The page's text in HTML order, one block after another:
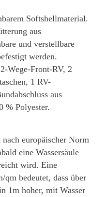
Softshellmaterial.
aus
und verstellbare
werden.
Wege-Front-RV, 2
1 RV-
aus
% Polyester.
europäischer Norm
eine Wassersäule
wird. Eine
qm bedeutet, dass über
1m hoher, mit Wasser